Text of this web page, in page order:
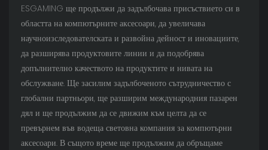
ESGAMING ще продължи да задълбочава присъствието си в
областта на компютърните аксесоари, да увеличава
научноизследователската и развойна дейност и иновациите,
да разширява продуктовите линии и да подобрява
допълнително качеството на продуктите и нивата на
обслужване. Ще засилим задълбоченото сътрудничество с
глобални партньори, ще разширим международния пазарен
дял и ще продължим да се движим към целта да се
превърнем във водеща световна компания за компютърни
аксесоари. В същото време ще продължим да обръщаме